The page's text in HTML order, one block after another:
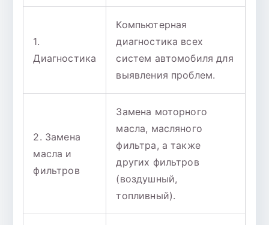
1.
Диагностика
Компьютерная
диагностика всех
систем автомобиля для
выявления проблем.
2. Замена
масла и
фильтров
Замена моторного
масла, масляного
фильтра, а также
других фильтров
(воздушный,
топливный).